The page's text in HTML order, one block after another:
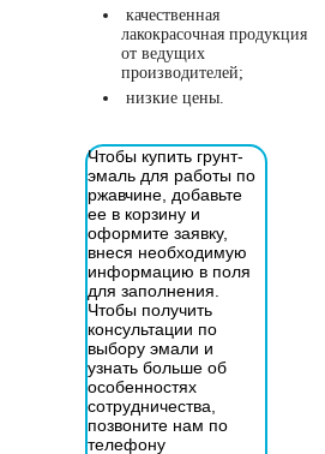
качественная
лакокрасочная продукция
от ведущих
производителей;
низкие цены.
Чтобы купить грунт-
эмаль для работы по
ржавчине, добавьте
ее в корзину и
оформите заявку,
внеся необходимую
информацию в поля
для заполнения.
Чтобы получить
консультации по
выбору эмали и
узнать больше об
особенностях
сотрудничества,
позвоните нам по
телефону